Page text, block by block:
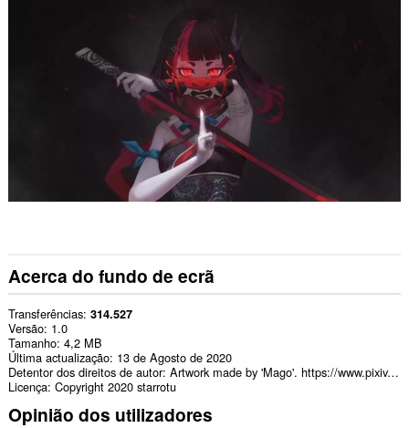
Acerca do fundo de ecrã
Transferências 314.527
Versão 1.0
Tamanho 4,2 MB
Última actualização 13 de Agosto de 2020
Detentor dos direitos de autor
Artwork made by 'Mago'. https://www.pixiv.net/en/users/15497823
Licença Copyright 2020 starrotu
Opinião dos utilizadores